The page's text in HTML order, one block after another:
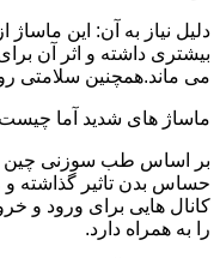
دلیل نیاز به آن: این ماساژ
بیشتری داشته و اثر آن
می ماند.همچنین سلامتی
ماساژ های شدید آما
بر اساس طب سوزنی چین
حساس بدن تاثیر گذاشته و
کانال هایی برای ورود و
را به همراه دارد.